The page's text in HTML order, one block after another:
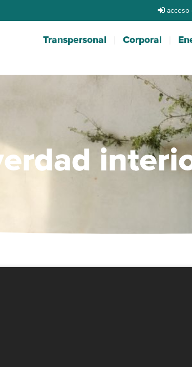
acceso
Transpersonal Corporal